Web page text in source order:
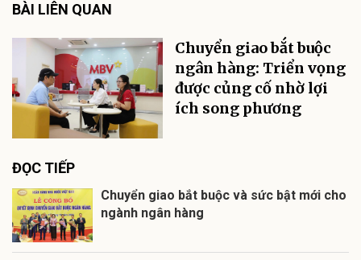
BÀI LIÊN QUAN
Chuyển giao bắt buộc
ngân hàng: Triển vọng
được củng cố nhờ lợi
ích song phương
ĐỌC TIẾP
Chuyển giao bắt buộc và sức bật mới cho
ngành ngân hàng